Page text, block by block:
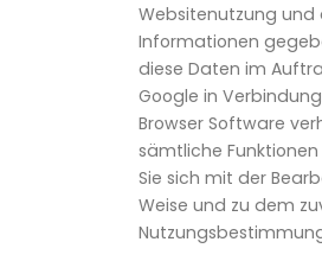
Websitenutzung und
Informationen
diese Daten im
Google in
Browser Software
sämtliche
Sie sich mit der
Weise und zu dem